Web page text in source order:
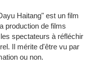
Haitang" est un film
production de films
spectateurs à réfléchir
Il mérite d'être vu par
ou non.